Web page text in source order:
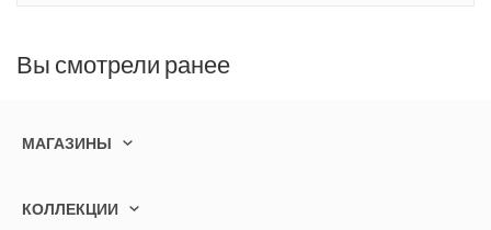
Вы смотрели ранее
МАГАЗИНЫ
КОЛЛЕКЦИИ